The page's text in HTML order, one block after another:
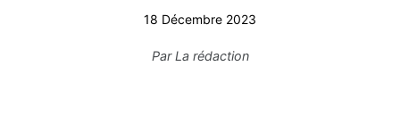
18 Décembre 2023
ParLa rédaction